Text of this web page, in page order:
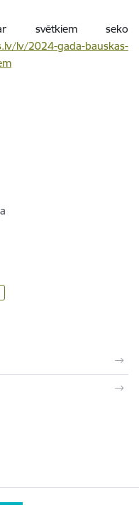
svētkiem seko
lv/2024-gada-bauskas-